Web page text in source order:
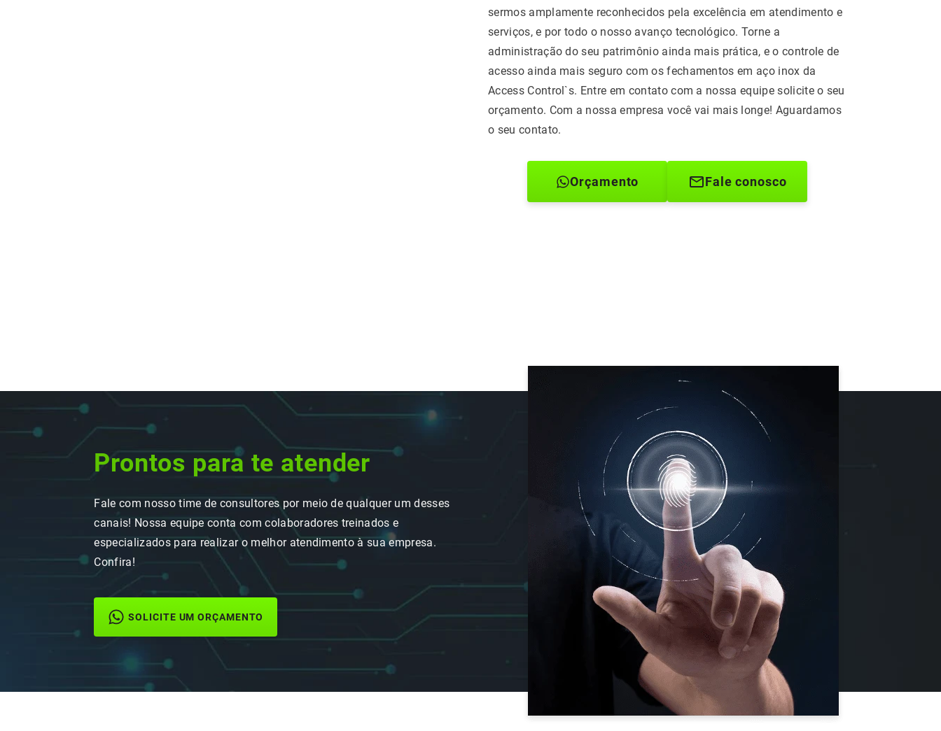
sermos amplamente reconhecidos pela excelência em atendimento e
serviços, e por todo o nosso avanço tecnológico. Torne a
administração do seu patrimônio ainda mais prática, e o controle de
acesso ainda mais seguro com os fechamentos em aço inox da
Access Control`s. Entre em contato com a nossa equipe solicite o seu
orçamento. Com a nossa empresa você vai mais longe! Aguardamos
o seu contato.
Orçamento Fale conosco
Prontos para te atender
Fale com nosso time de consultores por meio de qualquer um desses
canais! Nossa equipe conta com colaboradores treinados e
especializados para realizar o melhor atendimento à sua empresa.
Confira!
SOLICITE UM ORÇAMENTO